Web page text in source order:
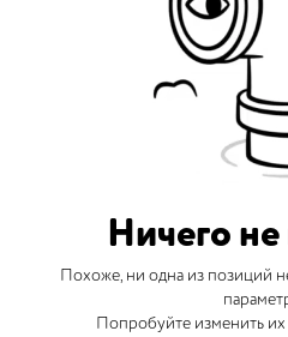
Ничего
Похоже, ни одна из позиций
Попробуйте изменить их